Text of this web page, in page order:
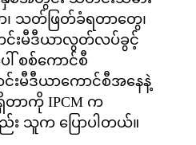
၊ သတ်ဖြတ်ခံရတာတွေ၊
င်းမီဒီယာလွတ်လပ်ခွင့်
စစ်ကောင်စီ
မီဒီယာကောင်စီအနေနဲ့
ာကို IPCM က
က ပြောပါတယ်။